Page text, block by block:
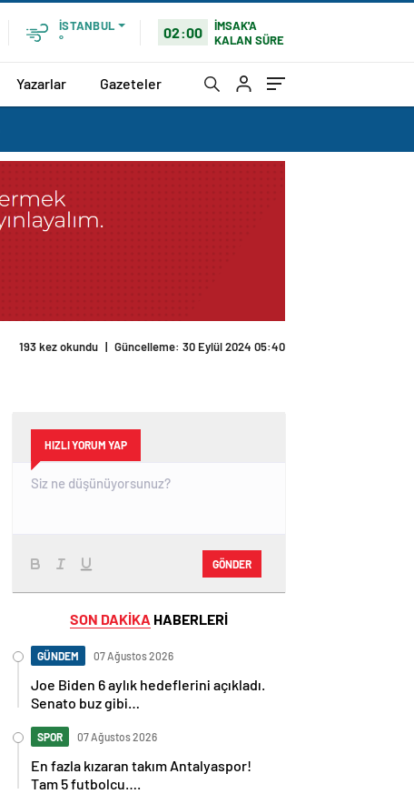
İSTANBUL
°
02:00
İMSAK'A
KALAN SÜRE
Yazarlar Gazeteler
193 kez okundu | Güncelleme: 30 Eylül 2024 05:40
HIZLI YORUM YAP
GÖNDER
SON DAKİKA HABERLERİ
GÜNDEM 07 Ağustos 2026
Joe Biden 6 aylık hedeflerini açıkladı.
Senato buz gibi…
SPOR 07 Ağustos 2026
En fazla kızaran takım Antalyaspor!
Tam 5 futbolcu….